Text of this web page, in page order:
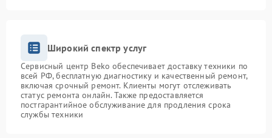
Широкий спектр услуг
Сервисный центр Beko обеспечивает доставку техники по
всей РФ, бесплатную диагностику и качественный ремонт,
включая срочный ремонт. Клиенты могут отслеживать
статус ремонта онлайн. Также предоставляется
постгарантийное обслуживание для продления срока
службы техники